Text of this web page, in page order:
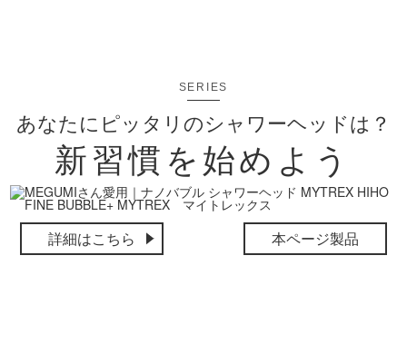
SERIES
あなたにピッタリのシャワーヘッドは？
新習慣を始めよう
詳細はこちら 本ページ製品